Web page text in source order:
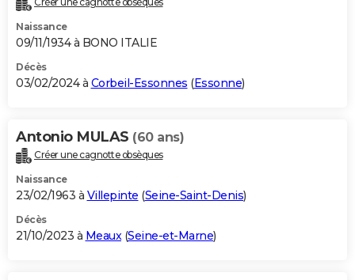
Naissance
09/11/1934 à BONO ITALIE
Décès
03/02/2024 à Corbeil-Essonnes (Essonne)
Antonio MULAS (60 ans)
Créer une cagnotte obsèques
Naissance
23/02/1963 à Villepinte (Seine-Saint-Denis)
Décès
21/10/2023 à Meaux(Seine-et-Marne)